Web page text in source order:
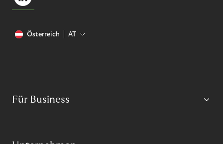
Österreich AT
Für Business